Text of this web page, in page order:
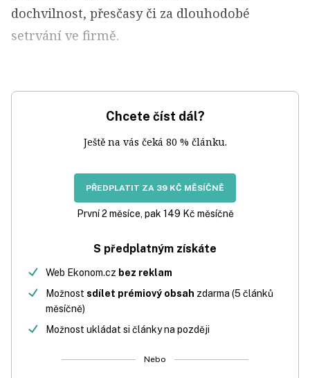
dochvilnost, přesčasy či za dlouhodobé
setrvání ve firmě.
Chcete číst dál?
Ještě na vás čeká 80 % článku.
PŘEDPLATIT ZA 39 KČ MĚSÍČNĚ
První 2 měsíce, pak 149 Kč měsíčně
S předplatným získáte
Web Ekonom.cz bez reklam
Možnost sdílet prémiový obsah zdarma (5 článků
měsíčně)
Možnost ukládat si články na později
Nebo